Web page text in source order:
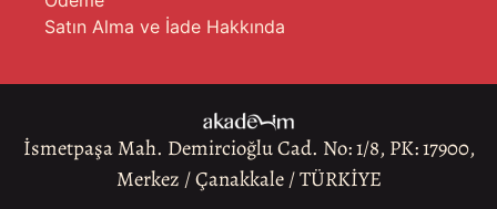
Satın Alma ve İade Hakkında
İsmetpaşa Mah. Demircioğlu Cad. No: 1/8, PK: 17900,
Merkez / Çanakkale / TÜRKİYE